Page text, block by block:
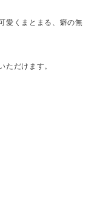
愛くまとまる、癖の無
ただけます。